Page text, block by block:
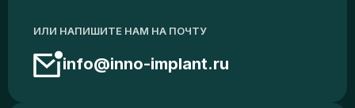
ИЛИ НАПИШИТЕ НАМ НА ПОЧТУ
info@inno-implant.ru